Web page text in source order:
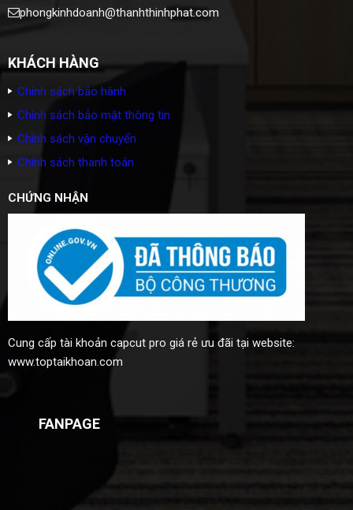
phongkinhdoanh@thanhthinhphat.com
KHÁCH HÀNG
Chính sách bảo hành
Chính sách bảo mật thông tin
Chính sách vận chuyển
Chính sách thanh toán
CHỨNG NHẬN
Cung cấp tài khoản capcut pro giá rẻưu đãi tại website:
www.toptaikhoan.com
FANPAGE